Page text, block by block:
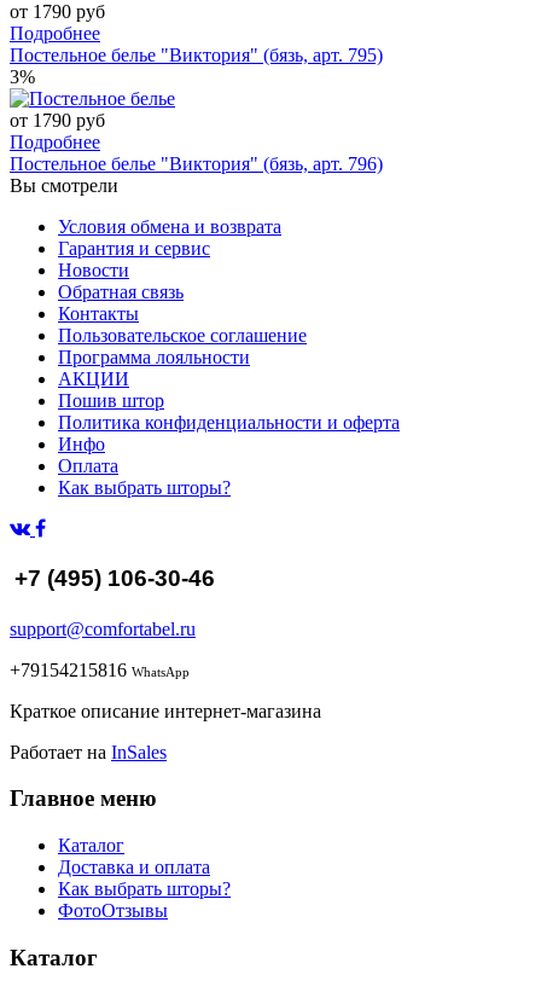
от 1790 руб
Подробнее
Постельное белье "Виктория" (бязь, арт. 795)
3%
от 1790 руб
Подробнее
Постельное белье "Виктория" (бязь, арт. 796)
Вы смотрели
Условия обмена и возврата
Гарантия и сервис
Новости
Обратная связь
Контакты
Пользовательское соглашение
Программа лояльности
АКЦИИ
Пошив штор
Политика конфиденциальности и оферта
Инфо
Оплата
Как выбрать шторы?
+7 (495) 106-30-46
support@comfortabel.ru
+79154215816 WhatsApp
Краткое описание интернет-магазина
Работает на InSales
Главное меню
Каталог
Доставка и оплата
Как выбрать шторы?
ФотоОтзывы
Каталог